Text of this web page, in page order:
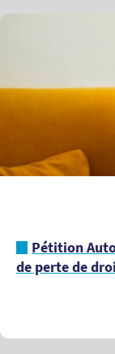
Pétition
de perte de